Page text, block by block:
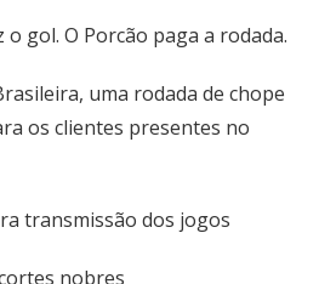
o gol. O Porcão paga a rodada.
uma rodada de chope
os clientes presentes no
transmissão dos jogos
nobres